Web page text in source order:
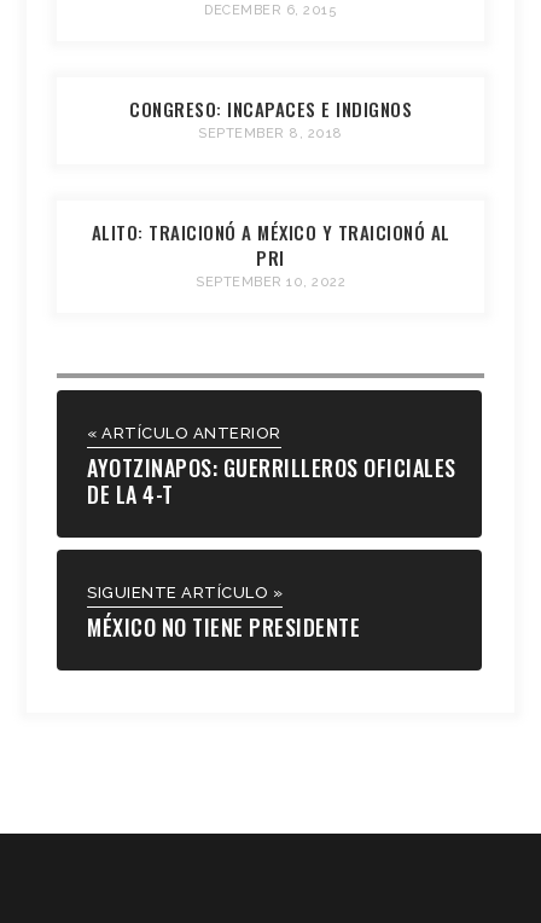
DECEMBER 6, 2015
CONGRESO: INCAPACES E INDIGNOS
SEPTEMBER 8, 2018
ALITO: TRAICIONÓ A MÉXICO Y TRAICIONÓ AL
PRI
SEPTEMBER 10, 2022
« ARTÍCULO ANTERIOR
AYOTZINAPOS: GUERRILLEROS OFICIALES
DE LA 4-T
SIGUIENTE ARTÍCULO »
MÉXICO NO TIENE PRESIDENTE